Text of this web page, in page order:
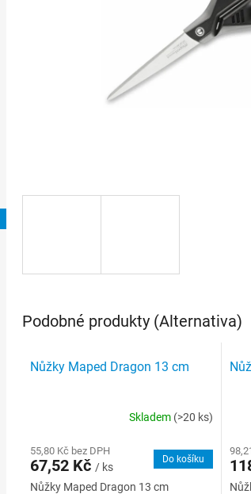
Podobné produkty (Alternativa)
Nůžky Maped Dragon 13 cm
Skladem (>20 ks)
55,80 Kč bez DPH
67,52 Kč / ks
Do košíku
Nůžky Maped Dragon 13 cm